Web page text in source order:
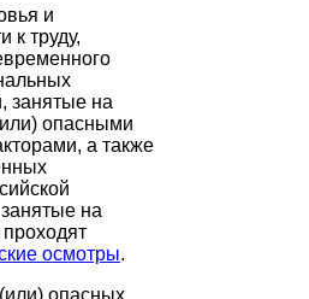
и
к труду,
занятые на
опасными
а также
на
осмотры.
опасных